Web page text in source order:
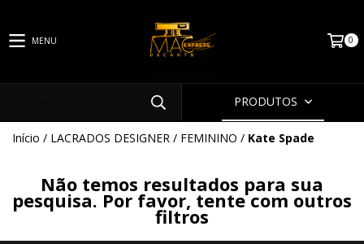
MENU 0
PRODUTOS
Início / LACRADOS DESIGNER / FEMININO / Kate Spade
Não temos resultados para sua
pesquisa. Por favor, tente com outros
filtros